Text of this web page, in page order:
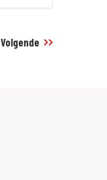
Volgende